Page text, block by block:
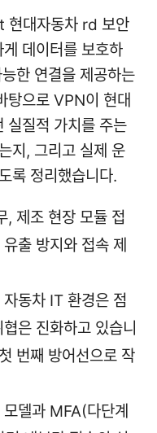
대자동차 rd 보안
데이터를 보호하
한 연결을 제공하는
탕으로 VPN이 현대
실질적 가치를 주는
지, 그리고 실제 운
록 정리했습니다.
, 제조 현장 모듈 접
출 방지와 접속 제
동차 IT 환경은 점
은 진화하고 있습니
번째 방어선으로 작
델과 MFA(다단계